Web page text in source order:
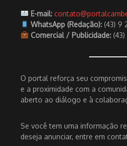
E-mail:
WhatsApp (Redação):(43) 9
Comercial / Publicidade:(43)
O portal reforça seu
e a proximidade com a
aberto ao diálogo e à
Se você tem uma informação
deseja anunciar, entre em